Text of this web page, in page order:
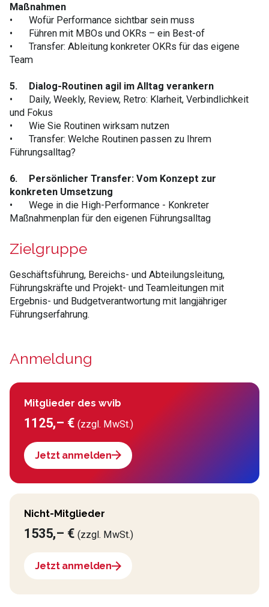
Maßnahmen
•
Wofür Performance sichtbar sein muss
•
Führen mit MBOs und OKRs – ein Best-of
•
Transfer: Ableitung konkreter OKRs für das eigene
Team
5.
Dialog-Routinen agil im Alltag verankern
•
Daily, Weekly, Review, Retro: Klarheit, Verbindlichkeit
und Fokus
•
Wie Sie Routinen wirksam nutzen
•
Transfer: Welche Routinen passen zu Ihrem
Führungsalltag?
6.
Persönlicher Transfer: Vom Konzept zur
konkreten Umsetzung
•
Wege in die High-Performance - Konkreter
Maßnahmenplan für den eigenen Führungsalltag
Zielgruppe
Geschäftsführung, Bereichs- und Abteilungsleitung,
Führungskräfte und Projekt- und Teamleitungen mit
Ergebnis- und Budgetverantwortung mit langjähriger
Führungserfahrung.
Anmeldung
Mitglieder des wvib
1125,– €(zzgl. MwSt.)
Jetzt anmelden
Nicht-Mitglieder
1535,– €(zzgl. MwSt.)
Jetzt anmelden